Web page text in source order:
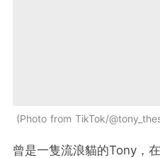
Photo from TikTok/
曾是一隻流浪貓的Tony，